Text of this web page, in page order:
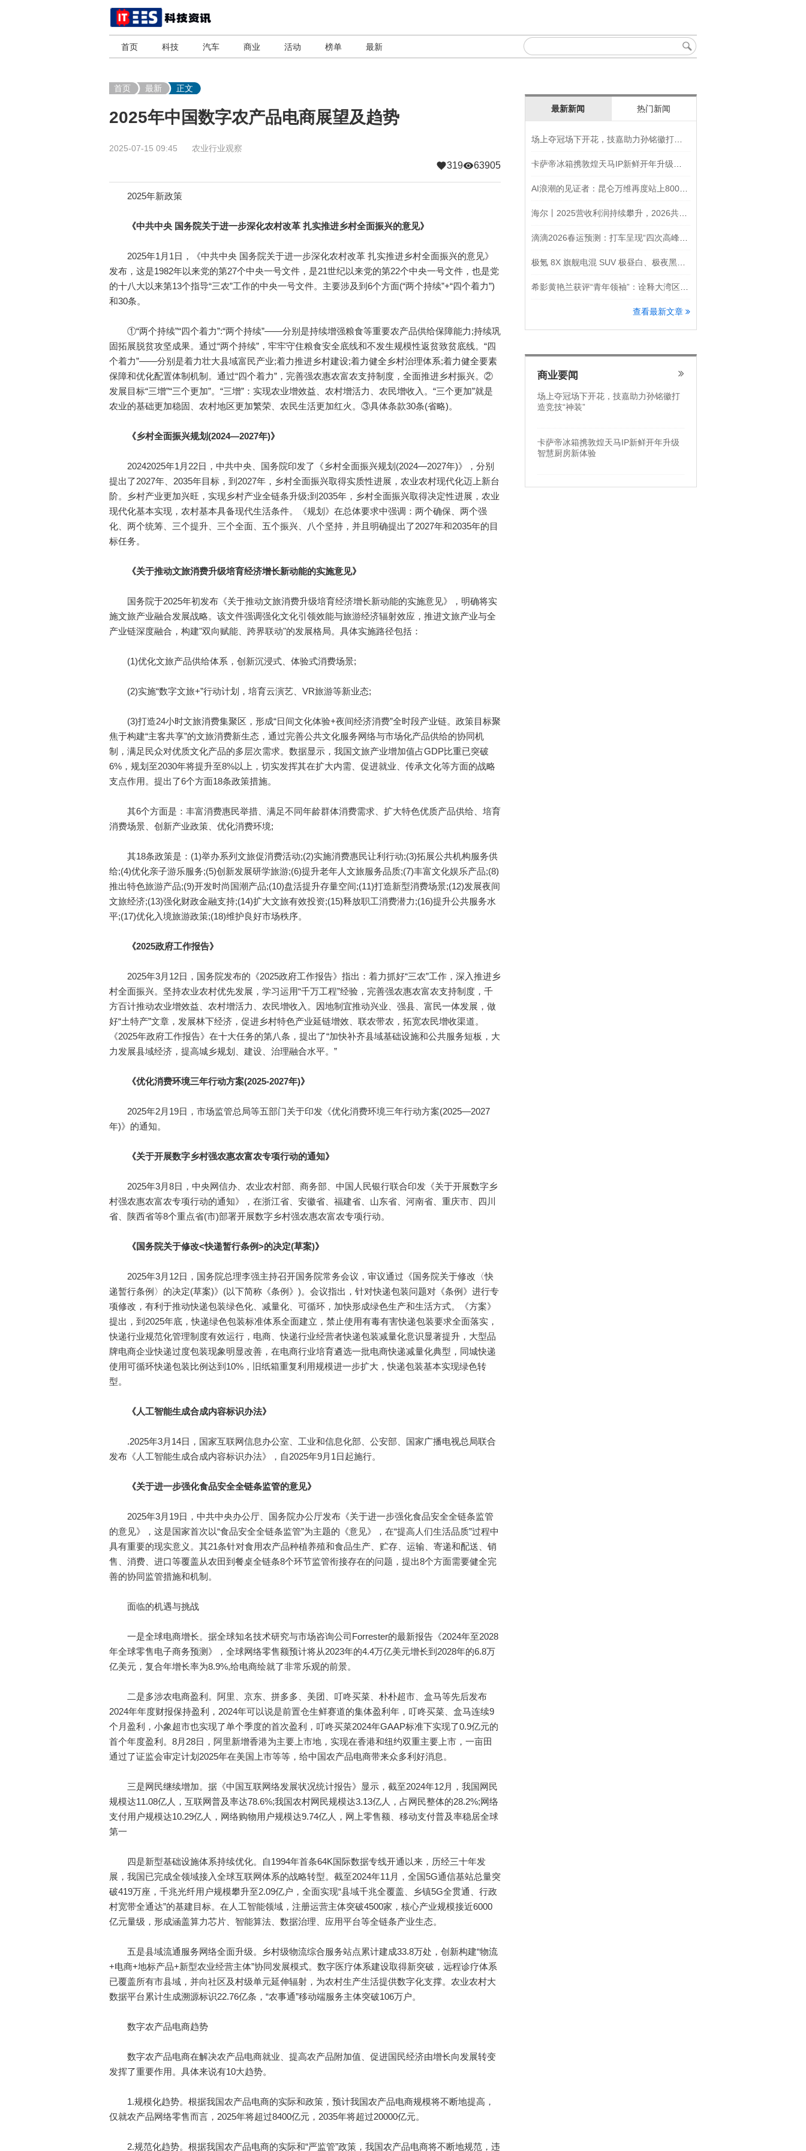
首页 科技 汽车 商业 活动 榜单 最新
首页 最新 正文
2025年中国数字农产品电商展望及趋势
2025-07-15 09:45 农业行业观察
319 63905
2025年新政策
《中共中央 国务院关于进一步深化农村改革 扎实推进乡村全面振兴的意见》
2025年1月1日，《中共中央 国务院关于进一步深化农村改革 扎实推进乡村全面振兴的意见》
发布，这是1982年以来党的第27个中央一号文件，是21世纪以来党的第22个中央一号文件，也是党
的十八大以来第13个指导“三农”工作的中央一号文件。主要涉及到6个方面(“两个持续”+“四个着力”)
和30条。
①“两个持续”“四个着力”:“两个持续”——分别是持续增强粮食等重要农产品供给保障能力;持续巩
固拓展脱贫攻坚成果。通过“两个持续”，牢牢守住粮食安全底线和不发生规模性返贫致贫底线。“四
个着力”——分别是着力壮大县域富民产业;着力推进乡村建设;着力健全乡村治理体系;着力健全要素
保障和优化配置体制机制。通过“四个着力”，完善强农惠农富农支持制度，全面推进乡村振兴。②
发展目标“三增”“三个更加”。“三增”：实现农业增效益、农村增活力、农民增收入。“三个更加”就是
农业的基础更加稳固、农村地区更加繁荣、农民生活更加红火。③具体条款30条(省略)。
《乡村全面振兴规划(2024—2027年)》
20242025年1月22日，中共中央、国务院印发了《乡村全面振兴规划(2024—2027年)》，分别
提出了2027年、2035年目标，到2027年，乡村全面振兴取得实质性进展，农业农村现代化迈上新台
阶。乡村产业更加兴旺，实现乡村产业全链条升级;到2035年，乡村全面振兴取得决定性进展，农业
现代化基本实现，农村基本具备现代生活条件。《规划》在总体要求中强调：两个确保、两个强
化、两个统筹、三个提升、三个全面、五个振兴、八个坚持，并且明确提出了2027年和2035年的目
标任务。
《关于推动文旅消费升级培育经济增长新动能的实施意见》
国务院于2025年初发布《关于推动文旅消费升级培育经济增长新动能的实施意见》，明确将实
施文旅产业融合发展战略。该文件强调强化文化引领效能与旅游经济辐射效应，推进文旅产业与全
产业链深度融合，构建"双向赋能、跨界联动"的发展格局。具体实施路径包括：
(1)优化文旅产品供给体系，创新沉浸式、体验式消费场景;
(2)实施“数字文旅+”行动计划，培育云演艺、VR旅游等新业态;
(3)打造24小时文旅消费集聚区，形成“日间文化体验+夜间经济消费”全时段产业链。政策目标聚
焦于构建“主客共享”的文旅消费新生态，通过完善公共文化服务网络与市场化产品供给的协同机
制，满足民众对优质文化产品的多层次需求。数据显示，我国文旅产业增加值占GDP比重已突破
6%，规划至2030年将提升至8%以上，切实发挥其在扩大内需、促进就业、传承文化等方面的战略
支点作用。提出了6个方面18条政策措施。
其6个方面是：丰富消费惠民举措、满足不同年龄群体消费需求、扩大特色优质产品供给、培育
消费场景、创新产业政策、优化消费环境;
其18条政策是：(1)举办系列文旅促消费活动;(2)实施消费惠民让利行动;(3)拓展公共机构服务供
给;(4)优化亲子游乐服务;(5)创新发展研学旅游;(6)提升老年人文旅服务品质;(7)丰富文化娱乐产品;(8)
推出特色旅游产品;(9)开发时尚国潮产品;(10)盘活提升存量空间;(11)打造新型消费场景;(12)发展夜间
文旅经济;(13)强化财政金融支持;(14)扩大文旅有效投资;(15)释放职工消费潜力;(16)提升公共服务水
平;(17)优化入境旅游政策;(18)维护良好市场秩序。
《2025政府工作报告》
2025年3月12日，国务院发布的《2025政府工作报告》指出：着力抓好“三农”工作，深入推进乡
村全面振兴。坚持农业农村优先发展，学习运用“千万工程”经验，完善强农惠农富农支持制度，千
方百计推动农业增效益、农村增活力、农民增收入。因地制宜推动兴业、强县、富民一体发展，做
好“土特产”文章，发展林下经济，促进乡村特色产业延链增效、联农带农，拓宽农民增收渠道。
《2025年政府工作报告》在十大任务的第八条，提出了“加快补齐县域基础设施和公共服务短板，大
力发展县域经济，提高城乡规划、建设、治理融合水平。”
《优化消费环境三年行动方案(2025-2027年)》
2025年2月19日，市场监管总局等五部门关于印发《优化消费环境三年行动方案(2025—2027
年)》的通知。
《关于开展数字乡村强农惠农富农专项行动的通知》
2025年3月8日，中央网信办、农业农村部、商务部、中国人民银行联合印发《关于开展数字乡
村强农惠农富农专项行动的通知》，在浙江省、安徽省、福建省、山东省、河南省、重庆市、四川
省、陕西省等8个重点省(市)部署开展数字乡村强农惠农富农专项行动。
《国务院关于修改<快递暂行条例>的决定(草案)》
2025年3月12日，国务院总理李强主持召开国务院常务会议，审议通过《国务院关于修改〈快
递暂行条例〉的决定(草案)》(以下简称《条例》)。会议指出，针对快递包装问题对《条例》进行专
项修改，有利于推动快递包装绿色化、减量化、可循环，加快形成绿色生产和生活方式。《方案》
提出，到2025年底，快递绿色包装标准体系全面建立，禁止使用有毒有害快递包装要求全面落实，
快递行业规范化管理制度有效运行，电商、快递行业经营者快递包装减量化意识显著提升，大型品
牌电商企业快递过度包装现象明显改善，在电商行业培育遴选一批电商快递减量化典型，同城快递
使用可循环快递包装比例达到10%，旧纸箱重复利用规模进一步扩大，快递包装基本实现绿色转
型。
《人工智能生成合成内容标识办法》
.2025年3月14日，国家互联网信息办公室、工业和信息化部、公安部、国家广播电视总局联合
发布《人工智能生成合成内容标识办法》，自2025年9月1日起施行。
《关于进一步强化食品安全全链条监管的意见》
2025年3月19日，中共中央办公厅、国务院办公厅发布《关于进一步强化食品安全全链条监管
的意见》，这是国家首次以“食品安全全链条监管”为主题的《意见》，在“提高人们生活品质”过程中
具有重要的现实意义。其21条针对食用农产品种植养殖和食品生产、贮存、运输、寄递和配送、销
售、消费、进口等覆盖从农田到餐桌全链条8个环节监管衔接存在的问题，提出8个方面需要健全完
善的协同监管措施和机制。
面临的机遇与挑战
一是全球电商增长。据全球知名技术研究与市场咨询公司Forrester的最新报告《2024年至2028
年全球零售电子商务预测》，全球网络零售额预计将从2023年的4.4万亿美元增长到2028年的6.8万
亿美元，复合年增长率为8.9%,给电商绘就了非常乐观的前景。
二是多涉农电商盈利。阿里、京东、拼多多、美团、叮咚买菜、朴朴超市、盒马等先后发布
2024年年度财报保持盈利，2024年可以说是前置仓生鲜赛道的集体盈利年，叮咚买菜、盒马连续9
个月盈利，小象超市也实现了单个季度的首次盈利，叮咚买菜2024年GAAP标准下实现了0.9亿元的
首个年度盈利。8月28日，阿里新增香港为主要上市地，实现在香港和纽约双重主要上市，一亩田
通过了证监会审定计划2025年在美国上市等等，给中国农产品电商带来众多利好消息。
三是网民继续增加。据《中国互联网络发展状况统计报告》显示，截至2024年12月，我国网民
规模达11.08亿人，互联网普及率达78.6%;我国农村网民规模达3.13亿人，占网民整体的28.2%;网络
支付用户规模达10.29亿人，网络购物用户规模达9.74亿人，网上零售额、移动支付普及率稳居全球
第一
四是新型基础设施体系持续优化。自1994年首条64K国际数据专线开通以来，历经三十年发
展，我国已完成全领域接入全球互联网体系的战略转型。截至2024年11月，全国5G通信基站总量突
破419万座，千兆光纤用户规模攀升至2.09亿户，全面实现“县域千兆全覆盖、乡镇5G全贯通、行政
村宽带全通达”的基建目标。在人工智能领域，注册运营主体突破4500家，核心产业规模接近6000
亿元量级，形成涵盖算力芯片、智能算法、数据治理、应用平台等全链条产业生态。
五是县域流通服务网络全面升级。乡村级物流综合服务站点累计建成33.8万处，创新构建“物流
+电商+地标产品+新型农业经营主体”协同发展模式。数字医疗体系建设取得新突破，远程诊疗体系
已覆盖所有市县域，并向社区及村级单元延伸辐射，为农村生产生活提供数字化支撑。农业农村大
数据平台累计生成溯源标识22.76亿条，“农事通”移动端服务主体突破106万户。
数字农产品电商趋势
数字农产品电商在解决农产品电商就业、提高农产品附加值、促进国民经济由增长向发展转变
发挥了重要作用。具体来说有10大趋势。
1.规模化趋势。根据我国农产品电商的实际和政策，预计我国农产品电商规模将不断地提高，
仅就农产品网络零售而言，2025年将超过8400亿元，2035年将超过20000亿元。
2.规范化趋势。根据我国农产品电商的实际和“严监管”政策，我国农产品电商将不断地规范，违
最新新闻 热门新闻
查看最新文章
商业要闻
场上夺冠场下开花，技嘉助力孙铭徽打
造竞技“神装”
卡萨帝冰箱携敦煌天马IP新鲜开年升级
智慧厨房新体验